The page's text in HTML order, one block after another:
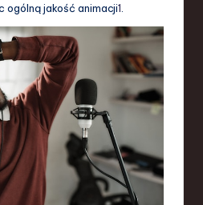
ogólną jakość animacji1